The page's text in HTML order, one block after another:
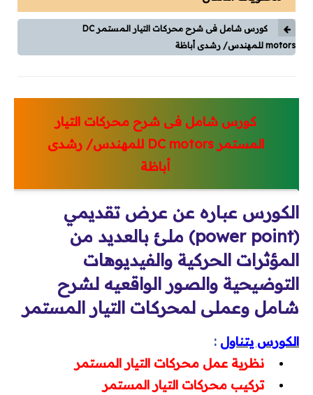
طاقة شمسية
كورسات محركات (مواتير)
كورسات PLC
كورسات تيار خفيف
مقالات
توزيع كهربي
محركات وتحكم
كورس شامل فى شرح محركات التيار المستمر DC
motors للمهندس/ رشدى أباظة
كورس شامل فى شرح محركات التيار
المستمر DC motors
للمهندس/ رشدى
أباظة
الكورس عباره عن عرض تقديمي
(power point) ملئ بالعديد من
المؤثرات الحركية والفيديوهات
التوضيحية والصور الواقعيه لشرح
شامل وعملى لمحركات التيار المستمر
الكورس يتناول :
نظرية عمل محركات التيار المستمر
تركيب محركات التيار المستمر